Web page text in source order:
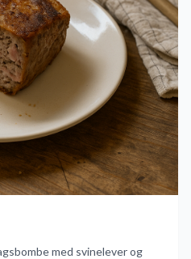
med svinelever og